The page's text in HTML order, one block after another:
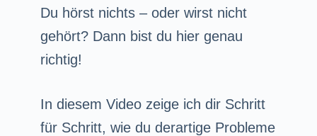
Du hörst nichts – oder wirst nicht
gehört? Dann bist du hier genau
richtig!
In diesem Video zeige ich dir Schritt
für Schritt, wie du derartige Probleme